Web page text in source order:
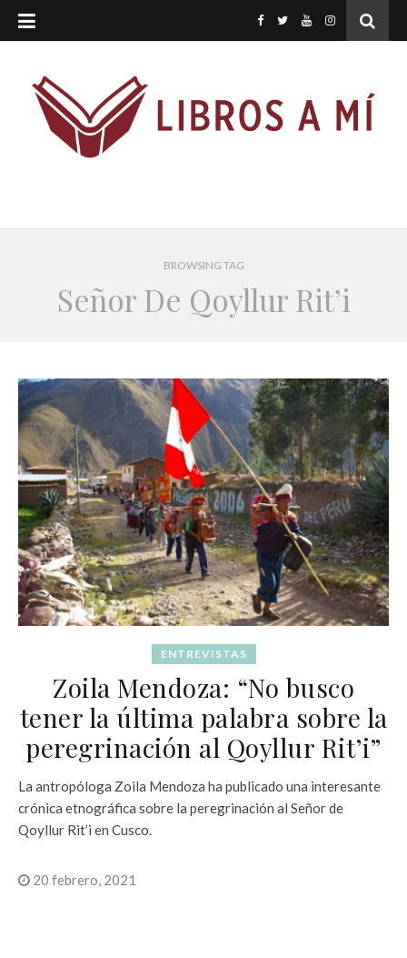
BROWSING TAG
Señor De Qoyllur Rit’i
ENTREVISTAS
Zoila Mendoza: “No busco
tener la última palabra sobre la
peregrinación al Qoyllur Rit’i”
La antropóloga Zoila Mendoza ha publicado una interesante
crónica etnográfica sobre la peregrinación al Señor de
Qoyllur Rit’i en Cusco.
20 febrero, 2021